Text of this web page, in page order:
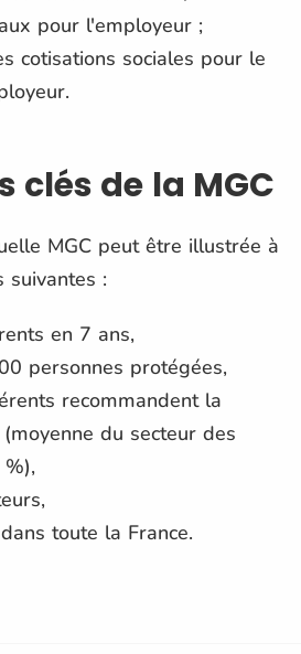
pour l'employeur ;
cotisations sociales pour le
clés de la MGC
MGC peut être illustrée à
suivantes :
en 7 ans,
personnes protégées,
recommandent la
du secteur des
toute la France.